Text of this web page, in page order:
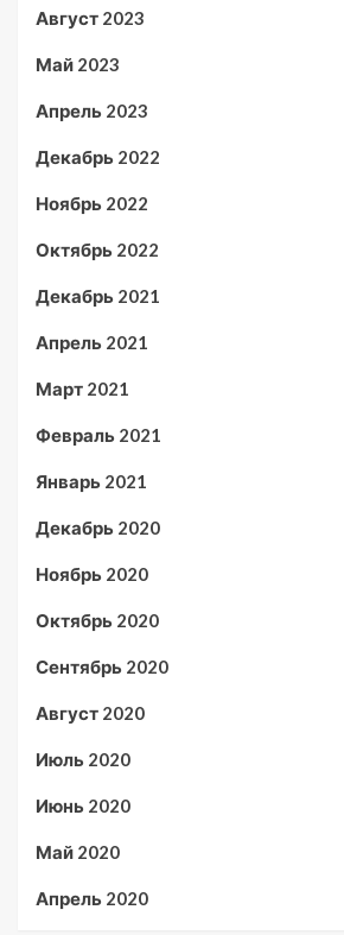
Август 2023
Май 2023
Апрель 2023
Декабрь 2022
Ноябрь 2022
Октябрь 2022
Декабрь 2021
Апрель 2021
Март 2021
Февраль 2021
Январь 2021
Декабрь 2020
Ноябрь 2020
Октябрь 2020
Сентябрь 2020
Август 2020
Июль 2020
Июнь 2020
Май 2020
Апрель 2020